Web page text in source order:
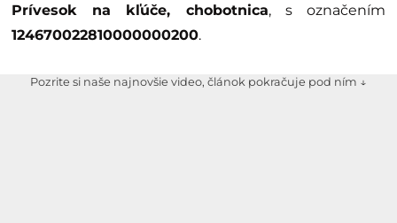
Prívesok na kľúče, chobotnica, s označením
124670022810000000200.
Pozrite si naše najnovšie video, článok pokračuje pod ním ↓